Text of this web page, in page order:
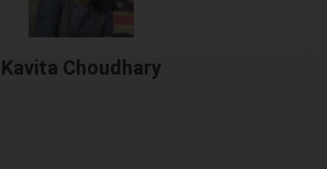
Kavita Choudhary